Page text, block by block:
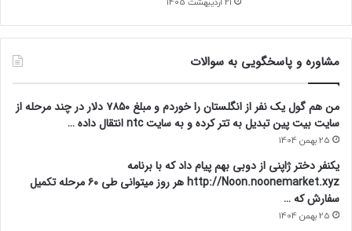
مشاوره و پاسخگویی به سوالات
من هم گول یک نفر از انگلستان را خوردم و مبلغ ۷۸۵۰ دلار در چند مرحله از
سایت بیت پین تبدیل به تتر کرده و به سایت ntc انتقال داده …
25 بهمن 1404
یکنفر دختر ژاپنی از دوبی بهم پیام داد که با برنامه
http://Noon.noonemarket.xyz هر روز میتوانی طی ۶۰ مرحله تکمیل
سفارش که …
25 بهمن 1404